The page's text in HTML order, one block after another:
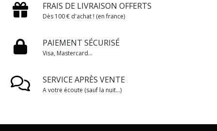
FRAIS DE LIVRAISON OFFERTS
Dès 100 € d'achat ! (en france)
PAIEMENT SÉCURISÉ
Visa, Mastercard...
SERVICE APRÈS VENTE
A votre écoute (sauf la nuit...)